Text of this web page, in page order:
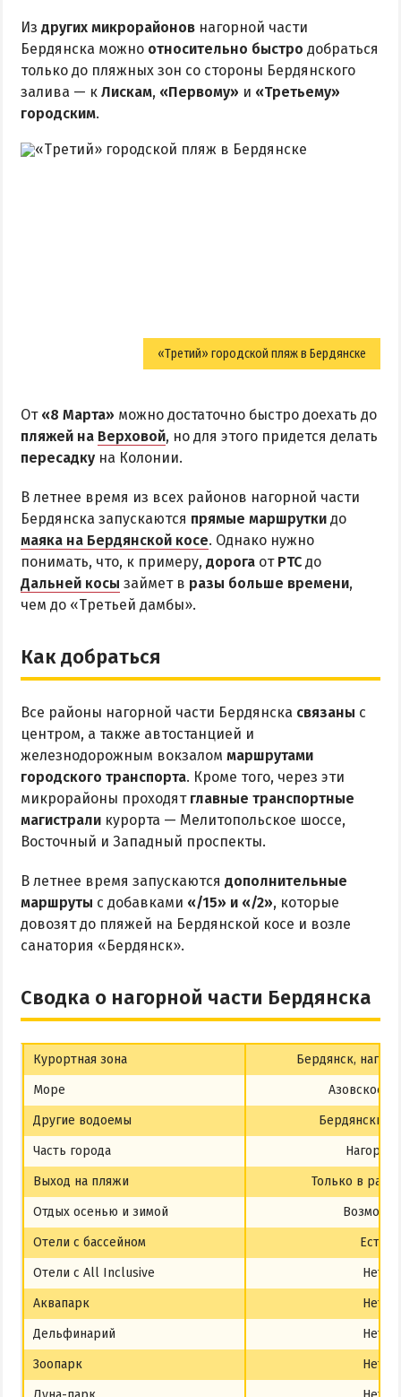
Из других микрорайонов нагорной части
Бердянска можно относительно быстро добраться
только до пляжных зон со стороны Бердянского
залива — к Лискам, «Первому» и «Третьему»
городским.
«Третий» городской пляж в Бердянске
От «8 Марта» можно достаточно быстро доехать до
пляжей на Верховой, но для этого придется делать
пересадку на Колонии.
В летнее время из всех районов нагорной части
Бердянска запускаются прямые маршрутки до
маяка на Бердянской косе. Однако нужно
понимать, что, к примеру, дорога от РТС до
Дальней косы займет в разы больше времени,
чем до «Третьей дамбы».
Как добраться
Все районы нагорной части Бердянска связаны с
центром, а также автостанцией и
железнодорожным вокзалом маршрутами
городского транспорта. Кроме того, через эти
микрорайоны проходят главные транспортные
магистрали курорта — Мелитопольское шоссе,
Восточный и Западный проспекты.
В летнее время запускаются дополнительные
маршруты с добавками «/15» и «/2», которые
довозят до пляжей на Бердянской косе и возле
санатория «Бердянск».
Сводка о нагорной части Бердянска
Курортная зона
Бердянск,
Море
Азовское
Другие водоемы
Бердянский
Часть города
Нагорная
Выход на пляжи
Только в
Отдых осенью и зимой
Отели с бассейном
Есть
Отели с All Inclusive
Нет
Аквапарк
Нет
Дельфинарий
Нет
Зоопарк
Нет